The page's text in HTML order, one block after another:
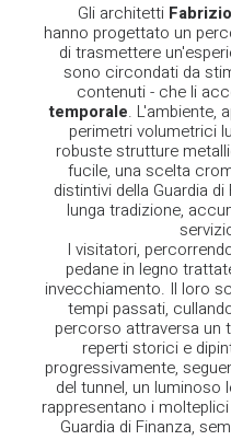
Gli architetti
hanno progettato un
di trasmettere
sono circondati da
contenuti - che li
temporale. L'ambiente,
perimetri volumetrici
robuste strutture
fucile, una scelta
distintivi della Guardia
lunga tradizione,
I visitatori,
pedane in legno
invecchiamento. Il loro
tempi passati,
percorso attraversa un
reperti storici e
progressivamente,
del tunnel, un luminoso
rappresentano i
Guardia di Finanza,